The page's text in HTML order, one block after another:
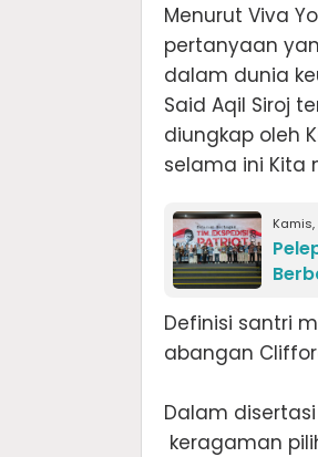
Menurut Viva
pertanyaan
dalam dunia
Said Aqil Siroj
diungkap oleh
selama ini Kita
Kamis,
Definisi santri
abangan
Dalam
keragaman